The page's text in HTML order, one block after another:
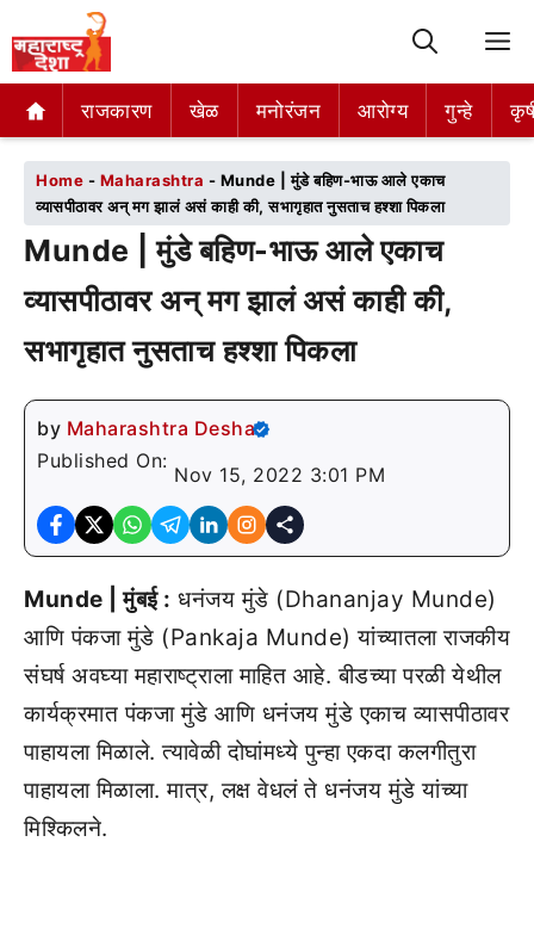
राजकारण खेळ मनोरंजन आरोग्य गुन्हे
राजकारण खेळ मनोरंजन आरोग्य गुन्हे
Home - Maharashtra - Munde | मुंडे बहिण-भाऊ आले एकाच
व्यासपीठावर अन् मग झालं असं काही की, सभागृहात नुसताच हश्शा पिकला
Munde | मुंडे बहिण-भाऊ आले एकाच
व्यासपीठावर अन् मग झालं असं काही की,
सभागृहात नुसताच हश्शा पिकला
by Maharashtra Desha
Published On:
Nov 15, 2022 3:01 PM
Munde | मुंबई : धनंजय मुंडे (Dhananjay Munde)
आणि पंकजा मुंडे (Pankaja Munde) यांच्यातला राजकीय
संघर्ष अवघ्या महाराष्ट्राला माहित आहे. बीडच्या परळी येथील
कार्यक्रमात पंकजा मुंडे आणि धनंजय मुंडे एकाच व्यासपीठावर
पाहायला मिळाले. त्यावेळी दोघांमध्ये पुन्हा एकदा कलगीतुरा
पाहायला मिळाला. मात्र, लक्ष वेधलं ते धनंजय मुंडे यांच्या
मिश्किलने.